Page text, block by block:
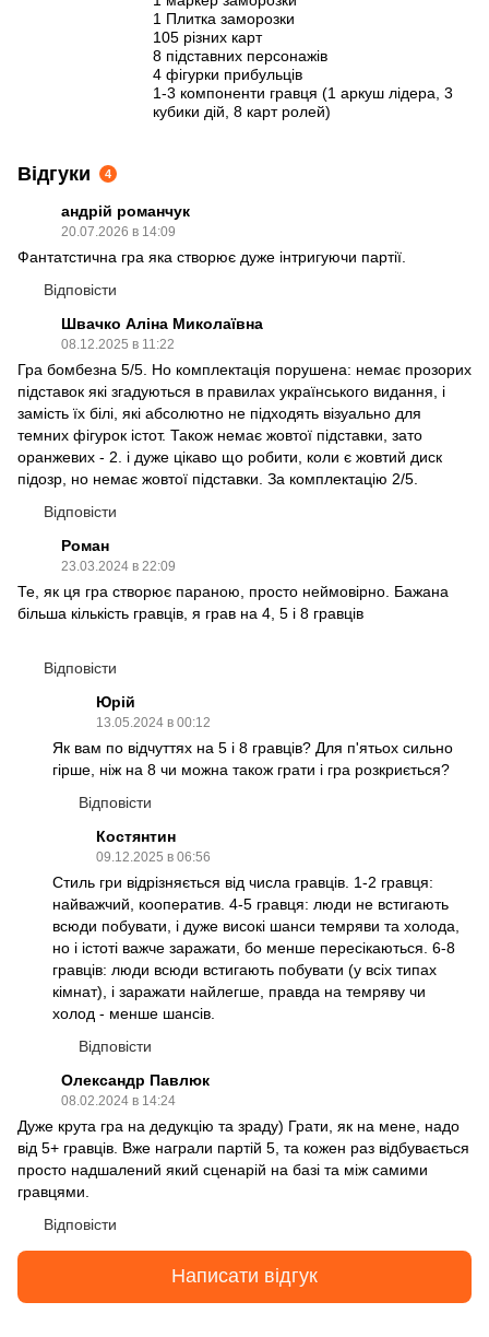
1 Плитка заморозки
105 різних карт
8 підставних персонажів
4 фігурки прибульців
1-3 компоненти гравця (1 аркуш лідера, 3
кубики дій, 8 карт ролей)
Відгуки 4
андрій романчук
20.07.2026 в 14:09
Фантатстична гра яка створює дуже інтригуючи партії.
Відповісти
Швачко Аліна Миколаївна
08.12.2025 в 11:22
Гра бомбезна 5/5. Но комплектація порушена: немає прозорих
підставок які згадуються в правилах українського видання, і
замість їх білі, які абсолютно не підходять візуально для
темних фігурок істот. Також немає жовтої підставки, зато
оранжевих - 2. і дуже цікаво що робити, коли є жовтий диск
підозр, но немає жовтої підставки. За комплектацію 2/5.
Відповісти
Роман
23.03.2024 в 22:09
Те, як ця гра створює параною, просто неймовірно. Бажана
більша кількість гравців, я грав на 4, 5 і 8 гравців
Відповісти
Юрій
13.05.2024 в 00:12
Як вам по відчуттях на 5 і 8 гравців? Для п'ятьох сильно
гірше, ніж на 8 чи можна також грати і гра розкриється?
Відповісти
Костянтин
09.12.2025 в 06:56
Стиль гри відрізняється від числа гравців. 1-2 гравця:
найважчий, кооператив. 4-5 гравця: люди не встигають
всюди побувати, і дуже високі шанси темряви та холода,
но і істоті важче заражати, бо менше пересікаються. 6-8
гравців: люди всюди встигають побувати (у всіх типах
кімнат), і заражати найлегше, правда на темряву чи
холод - менше шансів.
Відповісти
Олександр Павлюк
08.02.2024 в 14:24
Дуже крута гра на дедукцію та зраду) Грати, як на мене, надо
від 5+ гравців. Вже награли партій 5, та кожен раз відбувається
просто надшалений який сценарій на базі та між самими
гравцями.
Відповісти
Написати відгук